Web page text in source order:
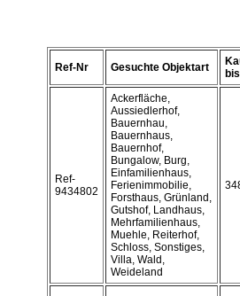
Ref-Nr Gesuchte Objektart
Ref-
9434802
Ackerfläche,
Aussiedlerhof,
Bauernhau,
Bauernhaus,
Bauernhof,
Bungalow, Burg,
Einfamilienhaus,
Ferienimmobilie,
Forsthaus, Grünland,
Gutshof, Landhaus,
Mehrfamilienhaus,
Muehle, Reiterhof,
Schloss, Sonstiges,
Villa, Wald,
Weideland